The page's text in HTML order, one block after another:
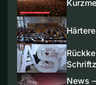
News